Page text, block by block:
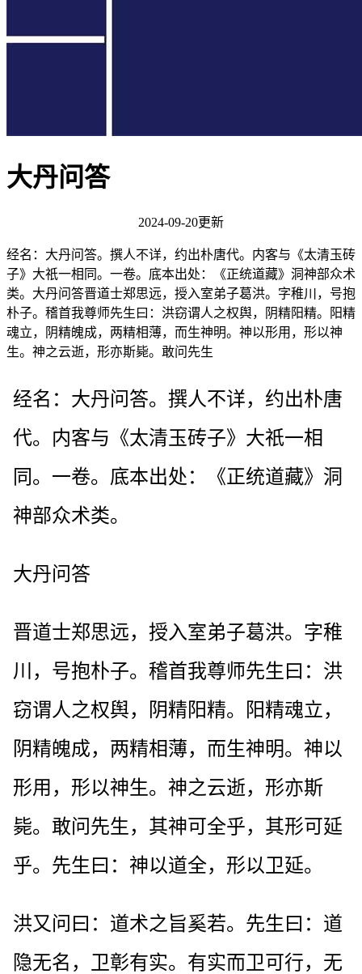
大丹问答
2024-09-20更新
经名：大丹问答。撰人不详，约出朴唐代。内客与《太清玉砖
子》大祇一相同。一卷。底本出处：《正统道藏》洞神部众术
类。大丹问答晋道士郑思远，授入室弟子葛洪。字稚川，号抱
朴子。稽首我尊师先生曰：洪窃谓人之权舆，阴精阳精。阳精
魂立，阴精魄成，两精相薄，而生神明。神以形用，形以神
生。神之云逝，形亦斯毙。敢问先生
经名：大丹问答。撰人不详，约出朴唐
代。内客与《太清玉砖子》大祇一相
同。一卷。底本出处：《正统道藏》洞
神部众术类。
大丹问答
晋道士郑思远，授入室弟子葛洪。字稚
川，号抱朴子。稽首我尊师先生曰：洪
窃谓人之权舆，阴精阳精。阳精魂立，
阴精魄成，两精相薄，而生神明。神以
形用，形以神生。神之云逝，形亦斯
毙。敢问先生，其神可全乎，其形可延
乎。先生曰：神以道全，形以卫延。
洪又问曰：道术之旨奚若。先生曰：道
隐无名，卫彰有实。有实而卫可行，无